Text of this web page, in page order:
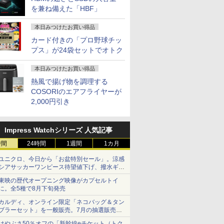
を兼ね備えた「HBF」
本日みつけたお買い得品
カード付きの「プロ野球チッ
プス」が24袋セットでオトク
本日みつけたお買い得品
熱風で揚げ物を調理する
COSORIのエアフライヤーが
2,000円引き
Impress Watchシリーズ 人気記事
24時間 1週間 1カ月
ニクロ、今日から「お盆特別セール」。涼感
アサッカーワンピース待望値下げ、撥水ギア
ョーツは1990円に
映の歴代オープニング映像がカプセルトイ
。全5種で8月下旬発売
ルディ、オンライン限定「ネコバッグ＆タン
ラーセット」を一般販売。7月の抽選販売の
選無効分